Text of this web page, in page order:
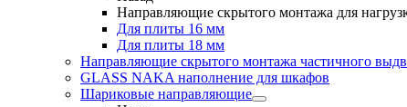
Направляющие скрытого монтажа для
Для плиты 16 мм
Для плиты 18 мм
Направляющие скрытого монтажа частичного
GLASS NAKA наполнение для шкафов
Шариковые направляющие